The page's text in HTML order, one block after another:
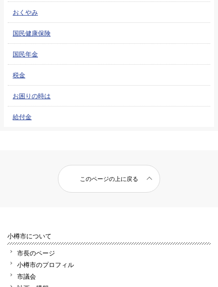
おくやみ
国民健康保険
国民年金
税金
お困りの時は
給付金
このページの上に戻る
小樽市について
市長のページ
小樽市のプロフィル
市議会